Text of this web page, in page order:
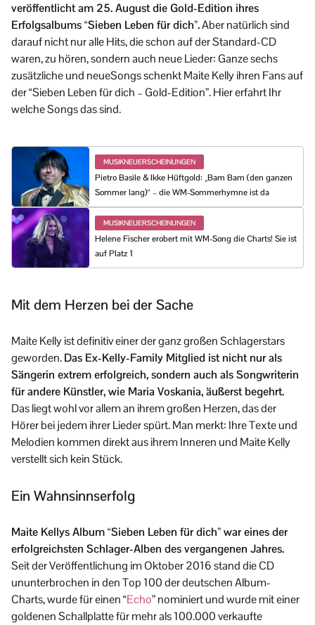
veröffentlicht am 25. August die Gold-Edition ihres
Erfolgsalbums “Sieben Leben für dich”.Aber natürlich sind
darauf nicht nur alle Hits, die schon auf der Standard-CD
waren, zu hören, sondern auch neue Lieder: Ganze sechs
zusätzliche und neueSongs schenkt Maite Kelly ihren Fans auf
der “Sieben Leben für dich – Gold-Edition”. Hier erfahrt Ihr
welche Songs das sind.
MUSIKNEUERSCHEINUNGEN
Pietro Basile & Ikke Hüftgold: „Bam Bam (den ganzen
Sommer lang)“ – die WM-Sommerhymne ist da
MUSIKNEUERSCHEINUNGEN
Helene Fischer erobert mit WM-Song die Charts! Sie ist
auf Platz 1
Mit dem Herzen bei der Sache
Maite Kelly ist definitiv einer der ganz großen Schlagerstars
geworden.Das Ex-Kelly-Family Mitglied ist nicht nur als
Sängerin extrem erfolgreich, sondern auch als Songwriterin
für andere Künstler, wie Maria Voskania, äußerst begehrt.
Das liegt wohl vor allem an ihrem großen Herzen, das der
Hörer bei jedem ihrer Lieder spürt. Man merkt: Ihre Texte und
Melodien kommen direkt aus ihrem Inneren und Maite Kelly
verstellt sich kein Stück.
Ein Wahnsinnserfolg
Maite Kellys Album “Sieben Leben für dich” war eines der
erfolgreichsten Schlager-Alben des vergangenen Jahres.
Seit der Veröffentlichung im Oktober 2016 stand die CD
ununterbrochen in den Top 100 der deutschen Album-
Charts, wurde für einen “Echo” nominiert und wurde mit einer
goldenen Schallplatte für mehr als 100.000 verkaufte